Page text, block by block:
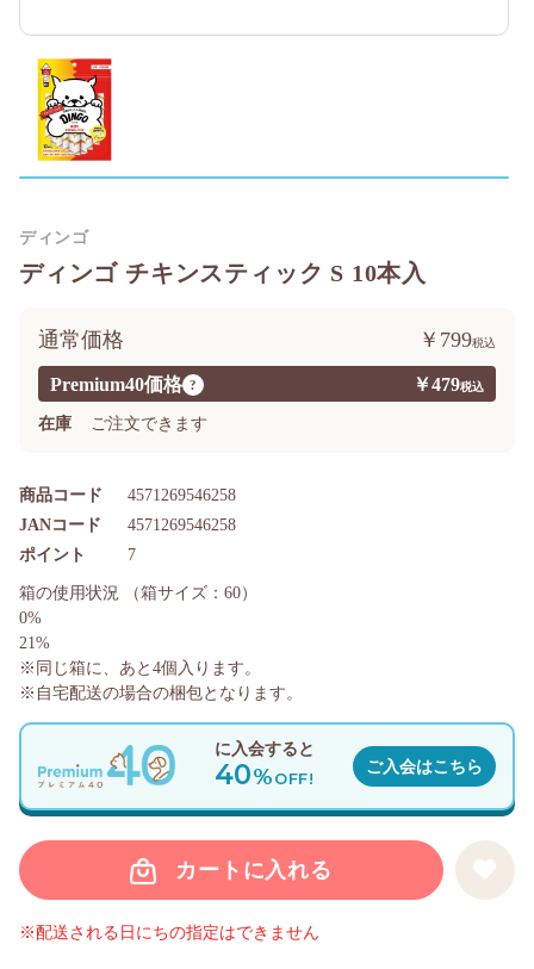
ディンゴ チキンスティック S 10本入
Premium40価格 ? ￥479
通常価格 ￥799
在庫 ご注文できます
商品コード 4571269546258
ポイント 7
JANコード 4571269546258
カートに入れる
ディンゴ
※配送される日にちの指定はできません
に入会すると
40%OFF!
ご入会はこちら
箱の使用状況
（箱サイズ：60）
0%
21%
※同じ箱に、あと 4個入ります。
※自宅配送の場合の梱包となります。